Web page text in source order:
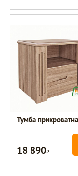
Тумба
18 890Р